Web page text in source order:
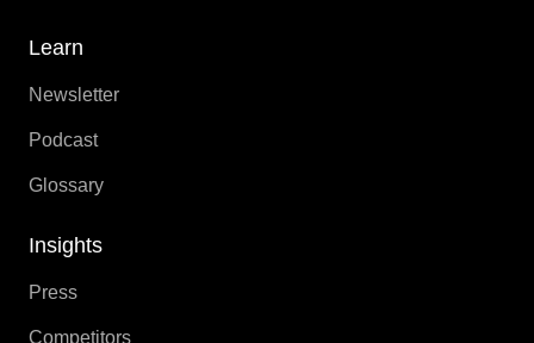
Learn
Newsletter
Podcast
Glossary
Insights
Press
Competitors